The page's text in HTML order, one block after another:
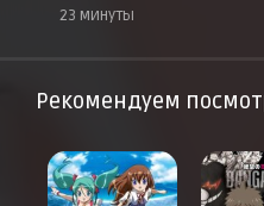
23 минуты
Рекомендуем